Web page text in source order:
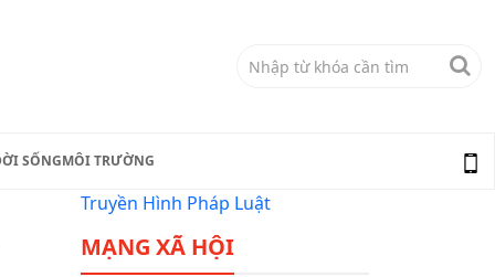
SỐNGMÔI TRƯỜNG
Truyền Hình Pháp Luật
MẠNG XÃ HỘI